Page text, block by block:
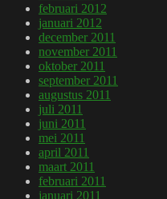
februari 2012
januari 2012
december 2011
november 2011
oktober 2011
september 2011
augustus 2011
juli 2011
juni 2011
mei 2011
april 2011
maart 2011
februari 2011
januari 2011